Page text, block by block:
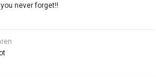
never forget!!